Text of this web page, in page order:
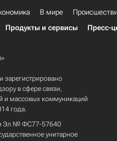
В мире
Продукты и сервисы Пресс-
зарегистрировано
в сфере связи,
и массовых коммуникаций
года.
Эл № ФС77-57640
унитарное